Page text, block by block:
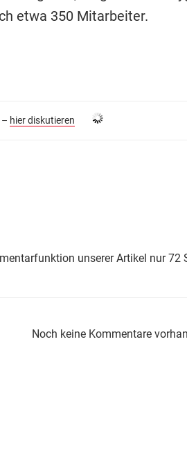
etwa 350 Mitarbeiter.
hier diskutieren
unserer Artikel nur
Noch keine Kommentare